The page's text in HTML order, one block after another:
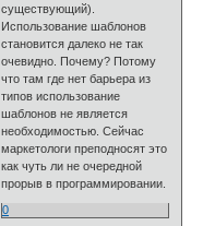
существующий).
Использование шаблонов
становится далеко не так
очевидно. Почему? Потому
что там где нет барьера из
типов использование
шаблонов не является
необходимостью. Сейчас
маркетологи преподносят это
как чуть ли не очередной
прорыв в программировании.
0